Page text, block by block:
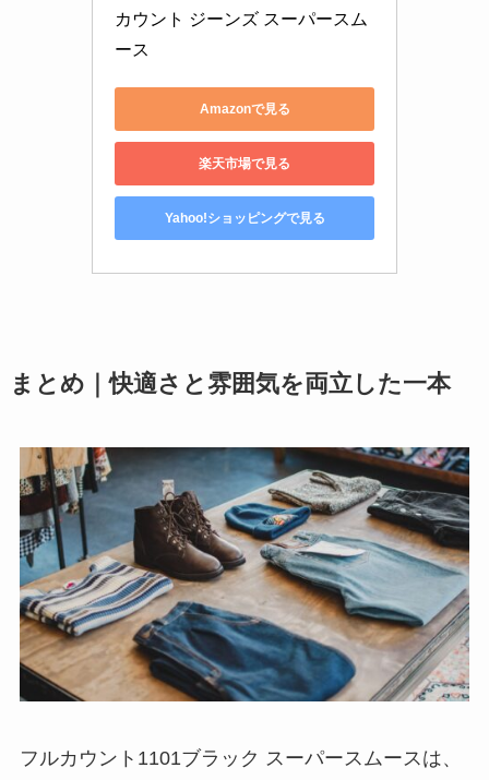
カウント ジーンズ スーパースム
ース
Amazonで見る
楽天市場で見る
Yahoo!ショッピングで見る
まとめ｜快適さと雰囲気を両立した一本
フルカウント1101ブラック スーパースムースは、